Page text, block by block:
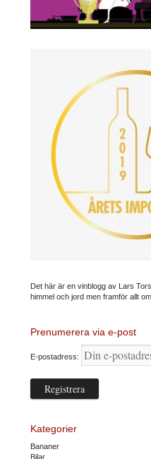
Det här är en vinblogg av Lars
himmel och jord men framför allt
Prenumerera via e-post
E-postadress:
Kategorier
Bananer
Bilar